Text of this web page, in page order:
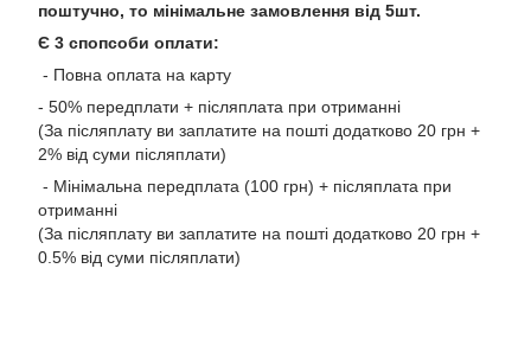
поштучно, то мінімальне замовлення від 5шт.
Є 3 спопсоби оплати:
- Повна оплата на карту
- 50% передплати + післяплата при отриманні
(За післяплату ви заплатите на пошті додатково 20 грн +
2% від суми післяплати)
- Мінімальна передплата (100 грн) + післяплата при
отриманні
(За післяплату ви заплатите на пошті додатково 20 грн +
0.5% від суми післяплати)